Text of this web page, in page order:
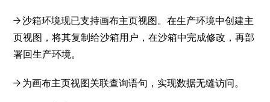
→ 沙箱环境现已支持画布主页视图。在生产环境中创建主
页视图，将其复制给沙箱用户，在沙箱中完成修改，再部
署回生产环境。
→ 为画布主页视图关联查询语句，实现数据无缝访问。